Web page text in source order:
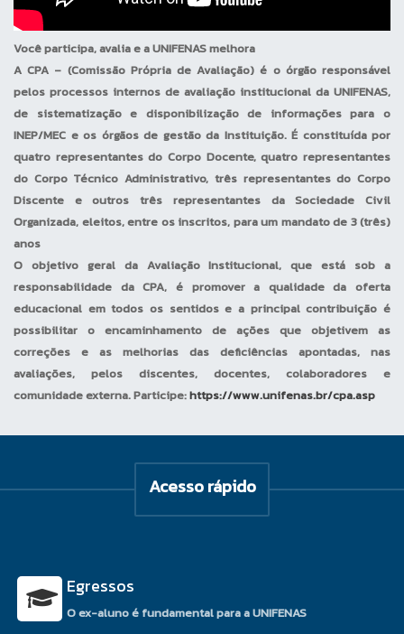
Você participa, avalia e a UNIFENAS melhora
A CPA – (Comissão Própria de Avaliação) é o órgão responsável
pelos processos internos de avaliação institucional da UNIFENAS,
de sistematização e disponibilização de informações para o
INEP/MEC e os órgãos de gestão da Instituição. É constituída por
quatro representantes do Corpo Docente, quatro representantes
do Corpo Técnico Administrativo, três representantes do Corpo
Discente e outros três representantes da Sociedade Civil
Organizada, eleitos, entre os inscritos, para um mandato de 3 (três)
anos
O objetivo geral da Avaliação Institucional, que está sob a
responsabilidade da CPA, é promover a qualidade da oferta
educacional em todos os sentidos e a principal contribuição é
possibilitar o encaminhamento de ações que objetivem as
correções e as melhorias das deficiências apontadas, nas
avaliações, pelos discentes, docentes, colaboradores e
comunidade externa. Participe:https://www.unifenas.br/cpa.asp
Acesso rápido
Egressos
O ex-aluno é fundamental para a UNIFENAS